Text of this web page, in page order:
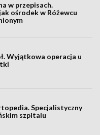
w przepisach.
ośrodek w Różewcu
Wyjątkowa operacja u
Specjalistyczny
szpitalu